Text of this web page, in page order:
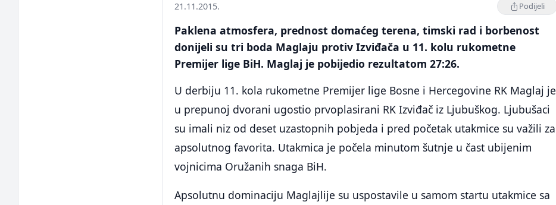
21.11.2015. Podijeli
Paklena atmosfera, prednost domaćeg terena, timski rad i borbenost
donijeli su tri boda Maglaju protiv Izviđača u 11. kolu rukometne
Premijer lige BiH. Maglaj je pobijedio rezultatom 27:26.
U derbiju 11. kola rukometne Premijer lige Bosne i Hercegovine RK Maglaj je
u prepunoj dvorani ugostio prvoplasirani RK Izviđač iz Ljubuškog. Ljubušaci
su imali niz od deset uzastopnih pobjeda i pred početak utakmice su važili za
apsolutnog favorita. Utakmica je počela minutom šutnje u čast ubijenim
vojnicima Oružanih snaga BiH.
Apsolutnu dominaciju Maglajlije su uspostavile u samom startu utakmice sa